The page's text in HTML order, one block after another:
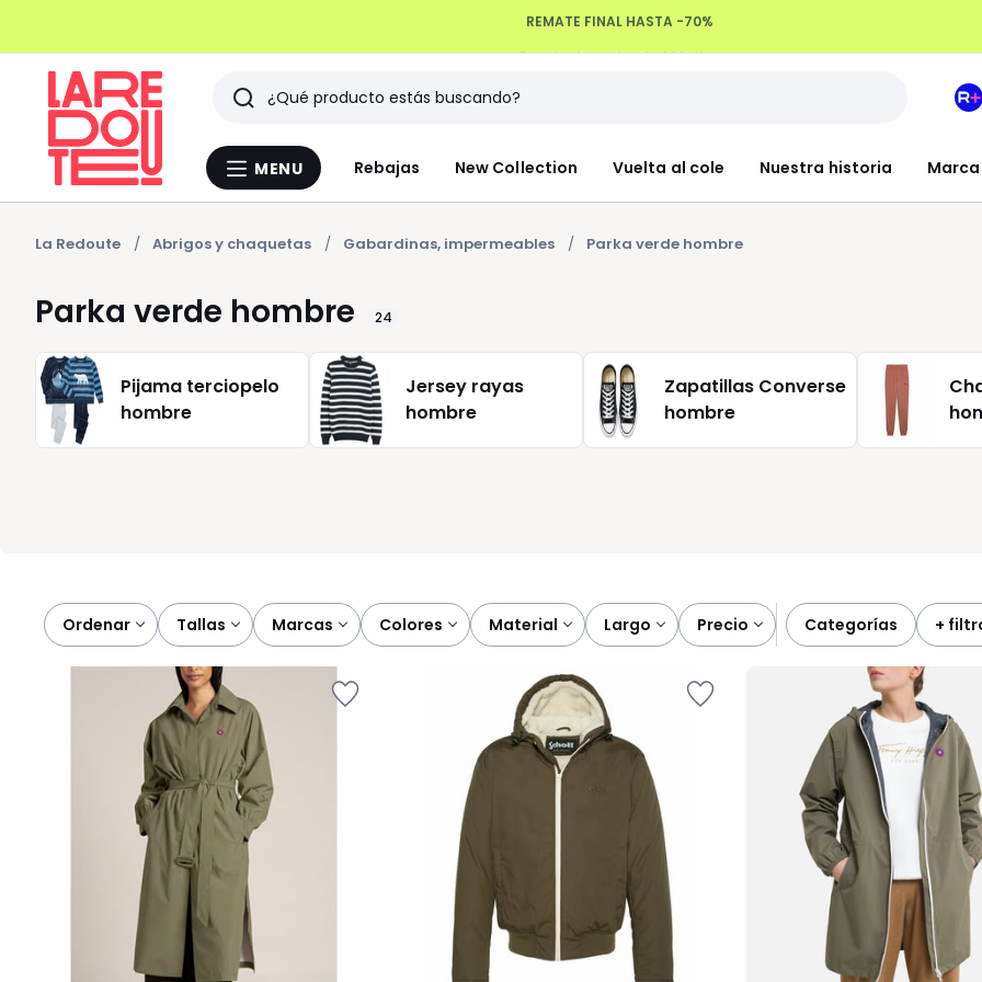
Devoluciones hasta 100 días
Menu
MENU Rebajas New Collection Vuelta al cole Nuestra historia
Buscar
Últimos
artículos
vistos
Mi
La Redoute Abrigos y chaquetas Gabardinas, impermeables Parka verde hombre
Parka verde hombre 24
Pijama terciopelo
hombre
Jersey rayas
hombre
Zapatillas Converse
hombre
Ordenar
tallas marcas colores material largo precio categorías +